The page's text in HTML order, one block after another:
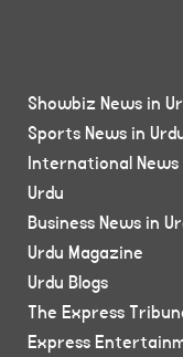
Showbiz News in
Sports News in
International News
Urdu
Business News in
Urdu Magazine
Urdu Blogs
The Express
Express